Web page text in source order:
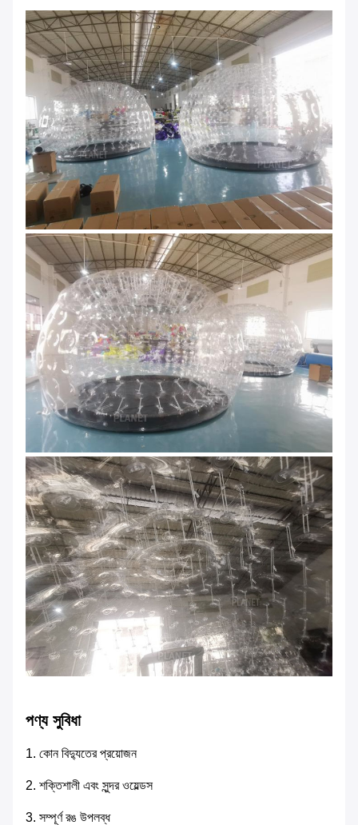
পণ্য সুবিধা
1. কোন বিদ্যুতের প্রয়োজন
2. শক্তিশালী এবং সুন্দর ওয়েল্ডস
3. সম্পূর্ণ রঙ উপলব্ধ